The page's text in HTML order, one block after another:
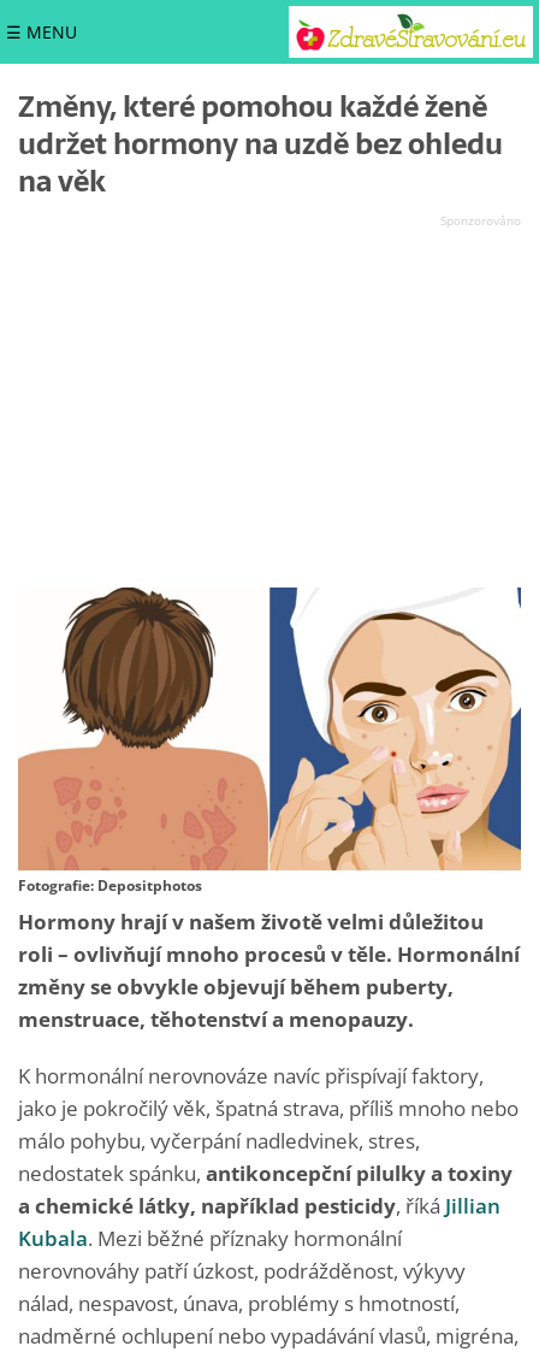
☰ MENU
Změny, které pomohou každé ženě
udržet hormony na uzdě bez ohledu
na věk
Fotografie: Depositphotos
Hormony hrají v našem životě velmi důležitou
roli – ovlivňují mnoho procesů v těle. Hormonální
změny se obvykle objevují během puberty,
menstruace, těhotenství a menopauzy.
K hormonální nerovnováze navíc přispívají faktory,
jako je pokročilý věk, špatná strava, příliš mnoho nebo
málo pohybu, vyčerpání nadledvinek, stres,
nedostatek spánku, antikoncepční pilulky a toxiny
a chemické látky, například pesticidy, říká Jillian
Kubala. Mezi běžné příznaky hormonální
nerovnováhy patří úzkost, podrážděnost, výkyvy
nálad, nespavost, únava, problémy s hmotností,
nadměrné ochlupení nebo vypadávání vlasů, migréna,